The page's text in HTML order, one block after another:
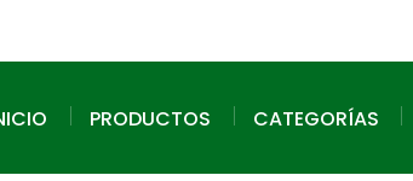
PRODUCTOS CATEGORÍAS